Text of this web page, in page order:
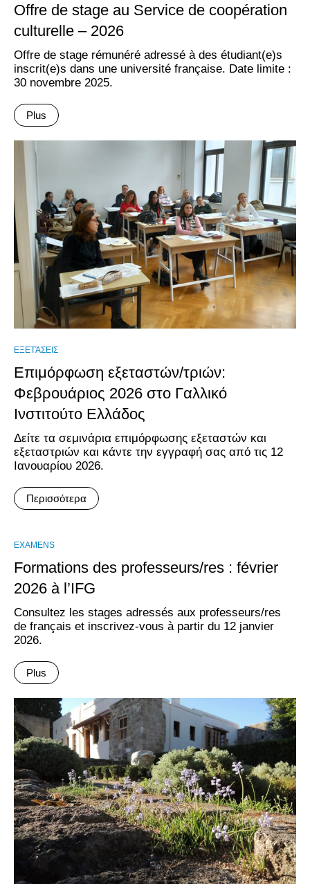
Offre de stage au Service de coopération
culturelle – 2026
Offre de stage rémunéré adressé à des étudiant(e)s
inscrit(e)s dans une université française. Date limite :
30 novembre 2025.
Plus
ΕΞΕΤΆΣΕΙΣ
Επιμόρφωση εξεταστών/τριών:
Φεβρουάριος 2026 στο Γαλλικό
Ινστιτούτο Ελλάδος
Δείτε τα σεμινάρια επιμόρφωσης εξεταστών και
εξεταστριών και κάντε την εγγραφή σας από τις 12
Ιανουαρίου 2026.
Περισσότερα
EXAMENS
Formations des professeurs/res : février
2026 à l’IFG
Consultez les stages adressés aux professeurs/res
de français et inscrivez-vous à partir du 12 janvier
2026.
Plus